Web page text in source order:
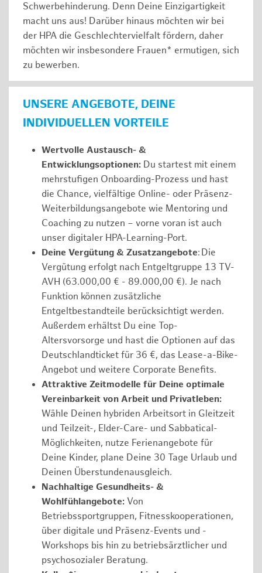
Schwerbehinderung. Denn Deine Einzigartigkeit
macht uns aus! Darüber hinaus möchten wir bei
der HPA die Geschlechtervielfalt fördern, daher
möchten wir insbesondere Frauen* ermutigen, sich
zu bewerben.
UNSERE ANGEBOTE, DEINE
INDIVIDUELLEN VORTEILE
Wertvolle Austausch- &
Entwicklungsoptionen: Du startest mit einem
mehrstufigen Onboarding-Prozess und hast
die Chance, vielfältige Online- oder Präsenz-
Weiterbildungsangebote wie Mentoring und
Coaching zu nutzen – vorne voran ist auch
unser digitaler HPA-Learning-Port.
Deine Vergütung & Zusatzangebote: Die
Vergütung erfolgt nach Entgeltgruppe 13 TV-
AVH (63.000,00 € - 89.000,00 €). Je nach
Funktion können zusätzliche
Entgeltbestandteile berücksichtigt werden.
Außerdem erhältst Du eine Top-
Altersvorsorge und hast die Optionen auf das
Deutschlandticket für 36 €, das Lease-a-Bike-
Angebot und weitere Corporate Benefits.
Attraktive Zeitmodelle für Deine optimale
Vereinbarkeit von Arbeit und Privatleben:
Wähle Deinen hybriden Arbeitsort in Gleitzeit
und Teilzeit-, Elder-Care- und Sabbatical-
Möglichkeiten, nutze Ferienangebote für
Deine Kinder, plane Deine 30 Tage Urlaub und
Deinen Überstundenausgleich.
Nachhaltige Gesundheits- &
Wohlfühlangebote: Von
Betriebssportgruppen, Fitnesskooperationen,
über digitale und Präsenz-Events und -
Workshops bis hin zu betriebsärztlicher und
psychosozialer Beratung.